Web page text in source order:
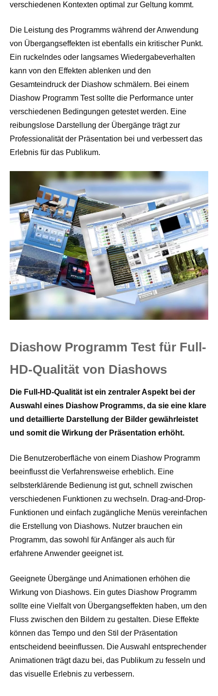
verschiedenen Kontexten optimal zur Geltung kommt.
Die Leistung des Programms während der Anwendung
von Übergangseffekten ist ebenfalls ein kritischer Punkt.
Ein ruckelndes oder langsames Wiedergabeverhalten
kann von den Effekten ablenken und den
Gesamteindruck der Diashow schmälern. Bei einem
Diashow Programm Test sollte die Performance unter
verschiedenen Bedingungen getestet werden. Eine
reibungslose Darstellung der Übergänge trägt zur
Professionalität der Präsentation bei und verbessert das
Erlebnis für das Publikum.
Diashow Programm Test für Full-
HD-Qualität von Diashows
Die Full-HD-Qualität ist ein zentraler Aspekt bei der
Auswahl eines Diashow Programms, da sie eine klare
und detaillierte Darstellung der Bilder gewährleistet
und somit die Wirkung der Präsentation erhöht.
Die Benutzeroberfläche von einem Diashow Programm
beeinflusst die Verfahrensweise erheblich. Eine
selbsterklärende Bedienung ist gut, schnell zwischen
verschiedenen Funktionen zu wechseln. Drag-and-Drop-
Funktionen und einfach zugängliche Menüs vereinfachen
die Erstellung von Diashows. Nutzer brauchen ein
Programm, das sowohl für Anfänger als auch für
erfahrene Anwender geeignet ist.
Geeignete Übergänge und Animationen erhöhen die
Wirkung von Diashows. Ein gutes Diashow Programm
sollte eine Vielfalt von Übergangseffekten haben, um den
Fluss zwischen den Bildern zu gestalten. Diese Effekte
können das Tempo und den Stil der Präsentation
entscheidend beeinflussen. Die Auswahl entsprechender
Animationen trägt dazu bei, das Publikum zu fesseln und
das visuelle Erlebnis zu verbessern.